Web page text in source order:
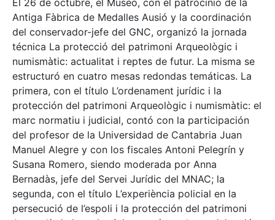
El 26 de octubre, el Museo, con el patrocinio de la
Antiga Fàbrica de Medalles Ausió y la coordinación
del conservador-jefe del GNC, organizó la jornada
técnica La protecció del patrimoni Arqueològic i
numismàtic: actualitat i reptes de futur. La misma se
estructuró en cuatro mesas redondas temáticas. La
primera, con el título L’ordenament jurídic i la
protección del patrimoni Arqueològic i numismàtic: el
marc normatiu i judicial, contó con la participación
del profesor de la Universidad de Cantabria Juan
Manuel Alegre y con los fiscales Antoni Pelegrín y
Susana Romero, siendo moderada por Anna
Bernadàs, jefe del Servei Jurídic del MNAC; la
segunda, con el título L’experiència policial en la
persecució de l’espoli i la protección del patrimoni